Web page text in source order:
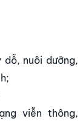
nuôi dưỡng,
viễn thông,